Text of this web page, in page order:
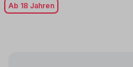
Ab 18 Jahren